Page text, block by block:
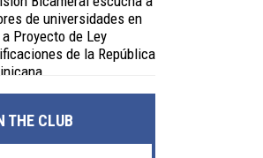
de universidades en
Proyecto de Ley
de la República
THE CLUB